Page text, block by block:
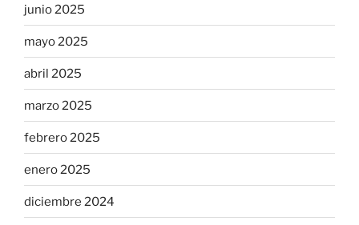
junio 2025
mayo 2025
abril 2025
marzo 2025
febrero 2025
enero 2025
diciembre 2024